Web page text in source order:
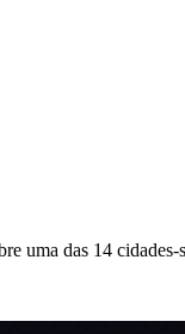
uma das 14 cidades-